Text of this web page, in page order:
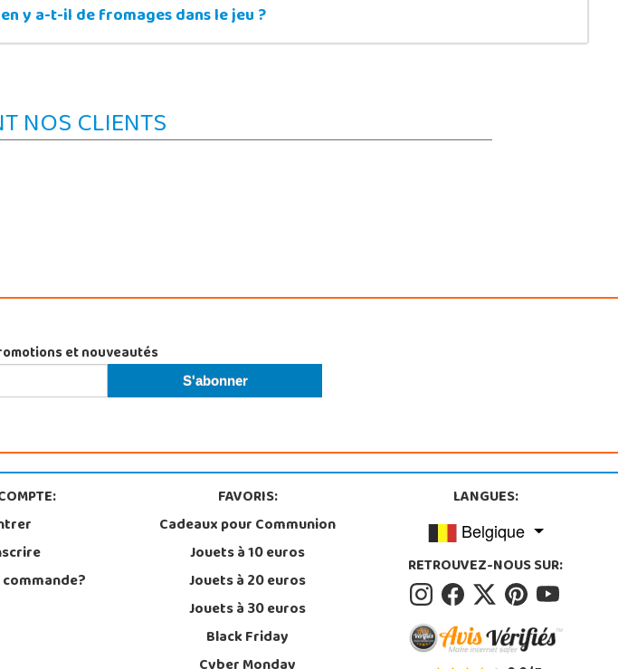
y a-t-il de fromages dans le jeu ?
NOS CLIENTS
et nouveautés
FAVORIS:
Cadeaux pour Communion
Jouets à 10 euros
Jouets à 20 euros
Jouets à 30 euros
Black Friday
LANGUES:
Belgique
RETROUVEZ-NOUS SUR: